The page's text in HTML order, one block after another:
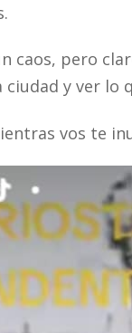
caos, pero
y ver lo
vos te